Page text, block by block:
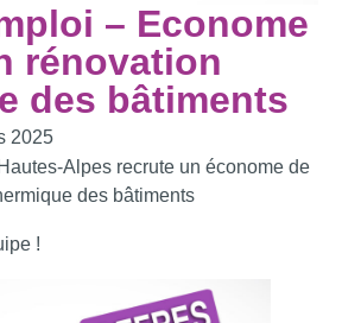
– Econome
rénovation
des bâtiments
2025
Alpes recrute un économe de
des bâtiments
!